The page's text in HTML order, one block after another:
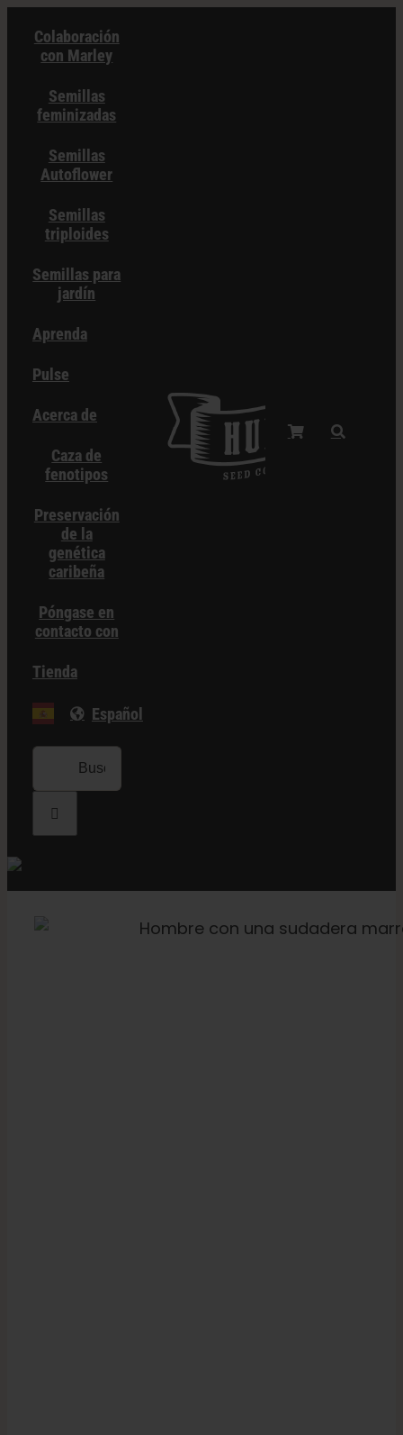
contenido
Colaboración
con Marley
Semillas
feminizadas
Semillas
Autoflower
Semillas
triploides
Semillas para
jardín
Aprenda
Pulse
Acerca de
Caza de
fenotipos
Preservación
de la
genética
caribeña
Póngase en
contacto con
Tienda
Español
Buscar: